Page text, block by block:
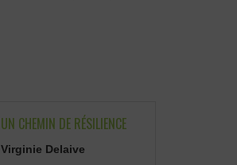
UN CHEMIN DE RÉSILIENCE
Virginie Delaive